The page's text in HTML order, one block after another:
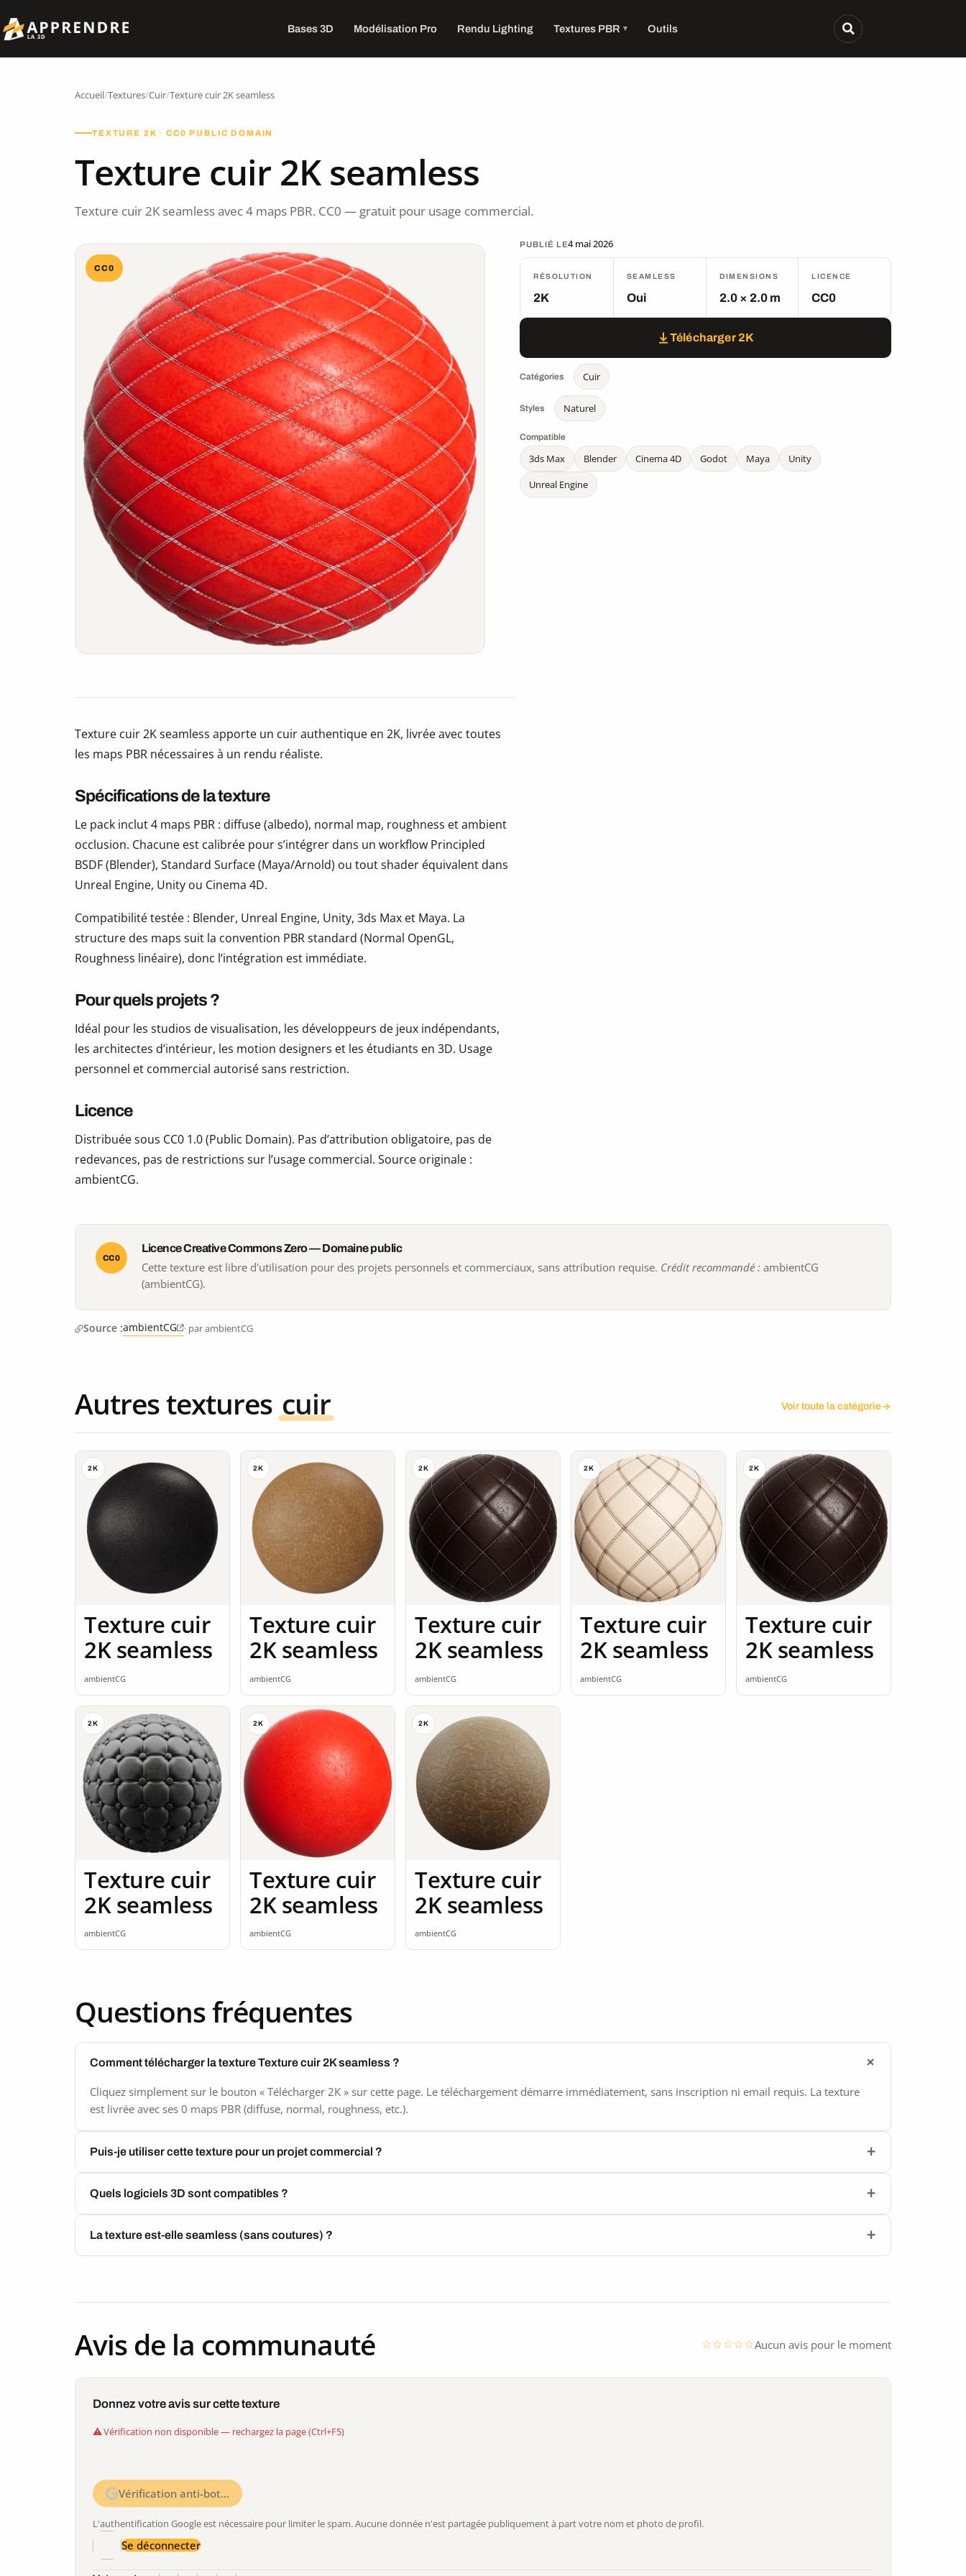
Bases 3D Modélisation Pro Rendu Lighting Textures PBR Outils
Accueil/Textures/Cuir/Texture cuir 2K seamless
TEXTURE 2K · CC0 PUBLIC DOMAIN
Texture cuir 2K seamless
Texture cuir 2K seamless avec 4 maps PBR. CC0 — gratuit pour usage commercial.
CC0
PUBLIÉ LE4 mai 2026
RÉSOLUTION
2K
SEAMLESS
Oui
DIMENSIONS
2.0 × 2.0 m
LICENCE
CC0
Télécharger 2K
Catégories Cuir
Styles Naturel
Compatible
3ds Max Blender Cinema 4D Godot Maya
Unity
Unreal Engine
Texture cuir 2K seamless apporte un cuir authentique en 2K, livrée avec toutes
les maps PBR nécessaires à un rendu réaliste.
Spécifications de la texture
Le pack inclut 4 maps PBR : diffuse (albedo), normal map, roughness et ambient
occlusion. Chacune est calibrée pour s’intégrer dans un workflow Principled
BSDF (Blender), Standard Surface (Maya/Arnold) ou tout shader équivalent dans
Unreal Engine, Unity ou Cinema 4D.
Compatibilité testée : Blender, Unreal Engine, Unity, 3ds Max et Maya. La
structure des maps suit la convention PBR standard (Normal OpenGL,
Roughness linéaire), donc l’intégration est immédiate.
Pour quels projets ?
Idéal pour les studios de visualisation, les développeurs de jeux indépendants,
les architectes d’intérieur, les motion designers et les étudiants en 3D. Usage
personnel et commercial autorisé sans restriction.
Licence
Distribuée sous CC0 1.0 (Public Domain). Pas d’attribution obligatoire, pas de
redevances, pas de restrictions sur l’usage commercial. Source originale :
ambientCG.
CC0
Licence Creative Commons Zero — Domaine public
Cette texture est libre d'utilisation pour des projets personnels et commerciaux, sans attribution requise. Crédit recommandé : ambientCG
(ambientCG).
Source :ambientCG · par ambientCG
Autres textures cuir Voir toute la catégorie
2K
Texture cuir
2K seamless
ambientCG
2K
Texture cuir
2K seamless
ambientCG
2K
Texture cuir
2K seamless
ambientCG
2K
Texture cuir
2K seamless
ambientCG
2K
Texture cuir
2K seamless
ambientCG
2K
Texture cuir
2K seamless
ambientCG
2K
Texture cuir
2K seamless
ambientCG
2K
Texture cuir
2K seamless
ambientCG
Questions fréquentes
Comment télécharger la texture Texture cuir 2K seamless ?
Cliquez simplement sur le bouton « Télécharger 2K » sur cette page. Le téléchargement démarre immédiatement, sans inscription ni email requis. La texture
est livrée avec ses 0 maps PBR (diffuse, normal, roughness, etc.).
Puis-je utiliser cette texture pour un projet commercial ?
Quels logiciels 3D sont compatibles ?
La texture est-elle seamless (sans coutures) ?
Avis de la communauté Aucun avis pour le moment
Donnez votre avis sur cette texture
Vérification non disponible — rechargez la page (Ctrl+F5)
Vérification anti-bot…
L'authentification Google est nécessaire pour limiter le spam. Aucune donnée n'est partagée publiquement à part votre nom et photo de profil.
Se déconnecter